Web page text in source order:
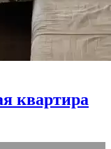
квартира